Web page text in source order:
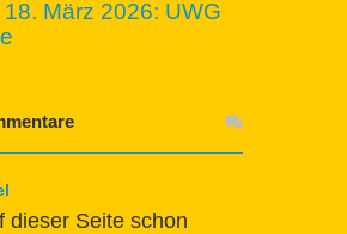
März 2026: UWG
dieser Seite schon